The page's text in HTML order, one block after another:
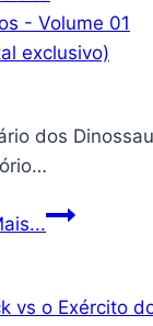
em
Quadrinhos:
entre
a
e
de
Dinossauros – Volume
Santuário
–